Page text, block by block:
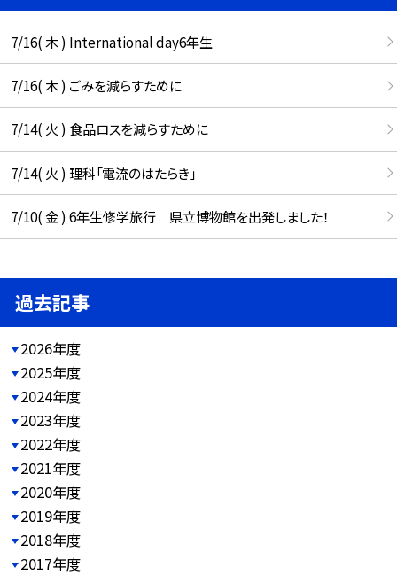
7/16( 木 ) International day6年生
7/16( 木 ) ごみを減らすために
7/14( 火 ) 食品ロスを減らすために
7/14( 火 ) 理科「電流のはたらき」
7/10( 金 ) 6年生修学旅行 県立博物館を出発しました！
過去記事
2026年度
2025年度
2024年度
2023年度
2022年度
2021年度
2020年度
2019年度
2018年度
2017年度